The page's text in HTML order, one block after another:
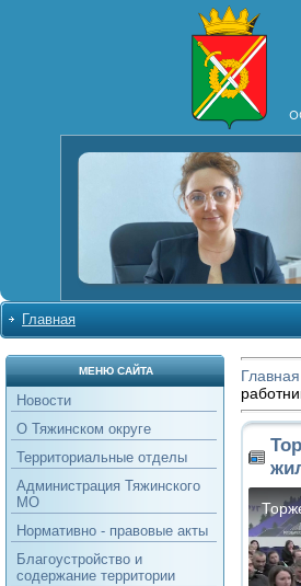
Главная
МЕНЮ САЙТА
Новости
О Тяжинском округе
Территориальные отделы
Администрация Тяжинского
МО
Нормативно - правовые акты
Благоустройство и
содержание территории
Главная